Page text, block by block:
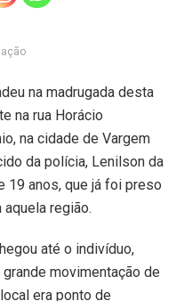
na madrugada desta
na rua Horácio
na cidade de Vargem
da polícia, Lenilson da
19 anos, que já foi preso
região.
até o indivíduo,
movimentação de
era ponto de